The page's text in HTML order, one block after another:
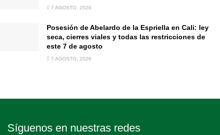
7 AGOSTO, 2026
Posesión de Abelardo de la Espriella en Cali: ley
seca, cierres viales y todas las restricciones de
este 7 de agosto
7 AGOSTO, 2026
Síguenos en nuestras redes